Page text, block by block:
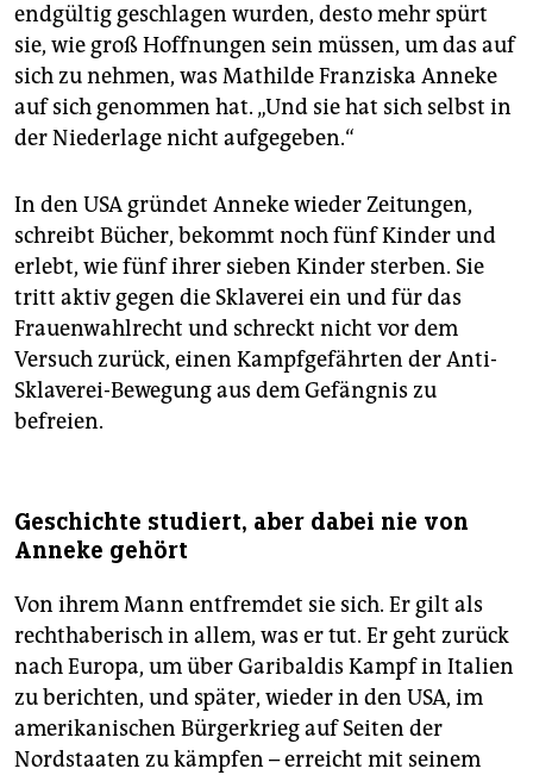
endgültig geschlagen wurden, desto mehr spürt
sie, wie groß Hoffnungen sein müssen, um das auf
sich zu nehmen, was Mathilde Franziska Anneke
auf sich genommen hat. „Und sie hat sich selbst in
der Niederlage nicht aufgegeben.“
In den USA gründet Anneke wieder Zeitungen,
schreibt Bücher, bekommt noch fünf Kinder und
erlebt, wie fünf ihrer sieben Kinder sterben. Sie
tritt aktiv gegen die Sklaverei ein und für das
Frauenwahlrecht und schreckt nicht vor dem
Versuch zurück, einen Kampfgefährten der Anti-
Sklaverei-Bewegung aus dem Gefängnis zu
befreien.
Geschichte studiert, aber dabei nie von
Anneke gehört
Von ihrem Mann entfremdet sie sich. Er gilt als
rechthaberisch in allem, was er tut. Er geht zurück
nach Europa, um über Garibaldis Kampf in Italien
zu berichten, und später, wieder in den USA, im
amerikanischen Bürgerkrieg auf Seiten der
Nordstaaten zu kämpfen – erreicht mit seinem